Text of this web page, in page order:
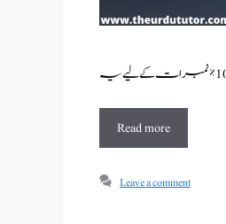
Read more
Leave a comment